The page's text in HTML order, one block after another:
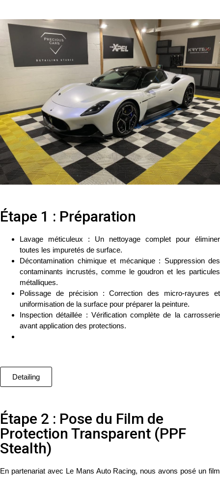
Étape 1 : Préparation
Lavage méticuleux : Un nettoyage complet pour éliminer
toutes les impuretés de surface.
Décontamination chimique et mécanique: Suppression des
contaminants incrustés, comme le goudron et les particules
métalliques.
Polissage de précision: Correction des micro-rayures et
uniformisation de la surface pour préparer la peinture.
Inspection détaillée : Vérification complète de la carrosserie
avant application des protections.
Detailing
Étape 2 : Pose du Film de
Protection Transparent (PPF
Stealth)
En partenariat avec Le Mans Auto Racing, nous avons posé unfilm